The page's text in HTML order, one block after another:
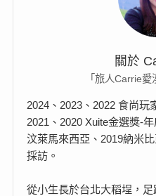
關於
「旅人Carrie
2024、2023、2022 食尚玩
2021、2020 Xuite金選獎-
汶萊馬來西亞、2019納米
採訪。
從小生長於台北大稻埕，